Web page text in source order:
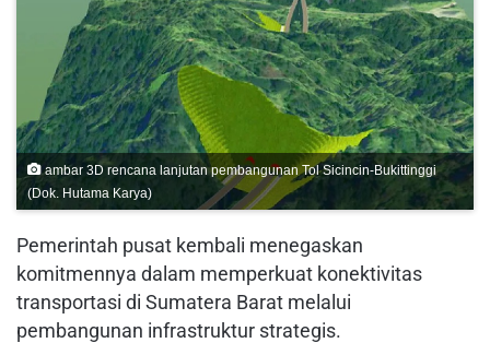
ambar 3D rencana lanjutan pembangunan Tol Sicincin-Bukittinggi
(Dok. Hutama Karya)
Pemerintah pusat kembali menegaskan
komitmennya dalam memperkuat konektivitas
transportasi di Sumatera Barat melalui
pembangunan infrastruktur strategis.